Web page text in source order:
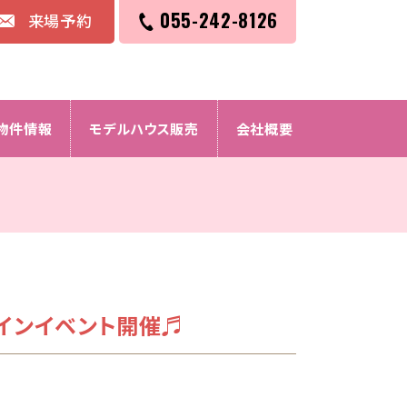
来場予約 055-242-8126
件情報 モデルハウス販売 会社概要
ンイベント開催♬